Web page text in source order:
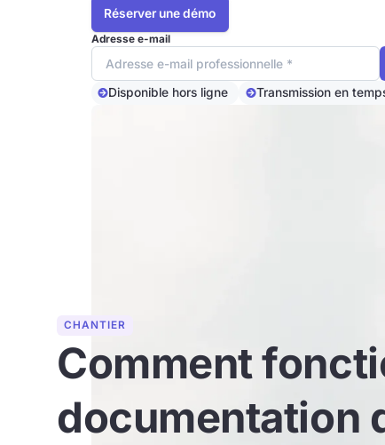
Réserver une démo
Adresse e-mail
Disponible hors ligne Transmission en
CHANTIER
Comment
documentation